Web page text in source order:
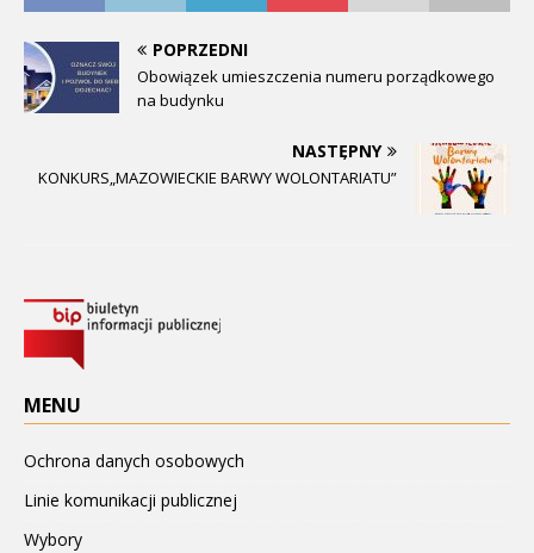
POPRZEDNI
Obowiązek umieszczenia numeru porządkowego
na budynku
NASTĘPNY
KONKURS„MAZOWIECKIE BARWY WOLONTARIATU”
MENU
Ochrona danych osobowych
Linie komunikacji publicznej
Wybory